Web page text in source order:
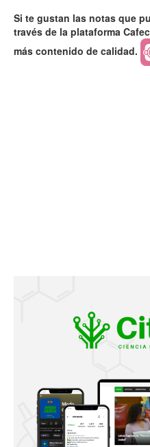
Si te gustan las notas que
través de la plataforma
más contenido de calidad.